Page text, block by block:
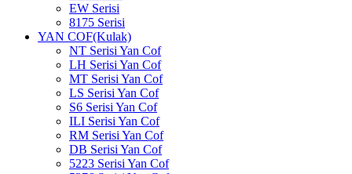
EW Serisi
8175 Serisi
YAN COF(Kulak)
NT Serisi Yan Cof
LH Serisi Yan Cof
MT Serisi Yan Cof
LS Serisi Yan Cof
S6 Serisi Yan Cof
ILI Serisi Yan Cof
RM Serisi Yan Cof
DB Serisi Yan Cof
5223 Serisi Yan Cof